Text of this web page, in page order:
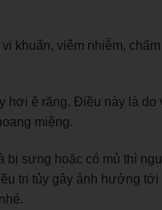
khuẩn, viêm nhiễm,
hơi ê răng. Điều này là do
miệng.
sưng hoặc có mủ thì
trị tủy gây ảnh hưởng